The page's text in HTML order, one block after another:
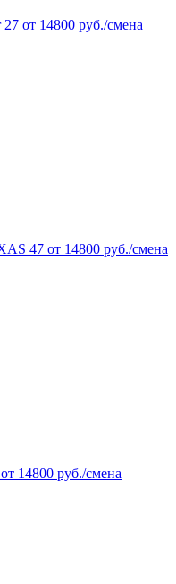
от 14800 руб./смена
от 14800 руб./смена
от 14800 руб./смена